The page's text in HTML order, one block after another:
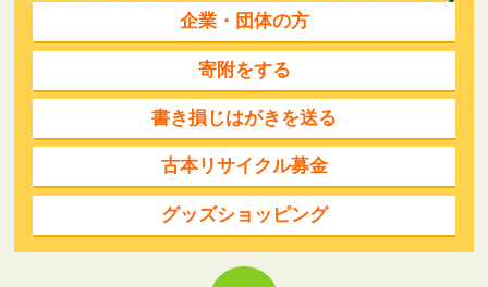
企業・団体の方
寄附をする
書き損じはがきを送る
古本リサイクル募金
グッズショッピング